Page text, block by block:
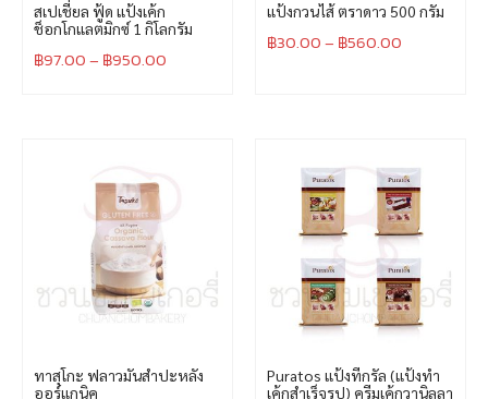
สเปเชี่ยล ฟู้ด แป้งเค้ก
ช็อกโกแลตมิกซ์ 1 กิโลกรัม
฿97.00– ฿950.00
แป้งกวนไส้ ตราดาว 500 กรัม
฿30.00– ฿560.00
ทาสุโกะ ฟลาวมันสำปะหลัง
ออร์แกนิค
Puratos แป้งทีกรัล (แป้งทำ
เค้กสำเร็จรูป) ครีมเค้กวานิลลา